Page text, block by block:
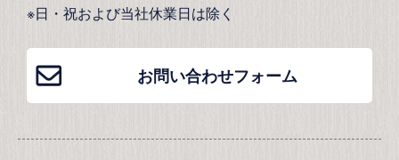
※日・祝および当社休業日は除く
お問い合わせフォーム